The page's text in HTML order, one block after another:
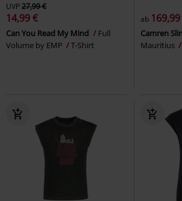
UVP27,99 €
14,99 €
Can You Read My Mind
Full
Volume by EMP
T-Shirt
ab
Camren
Mauritius